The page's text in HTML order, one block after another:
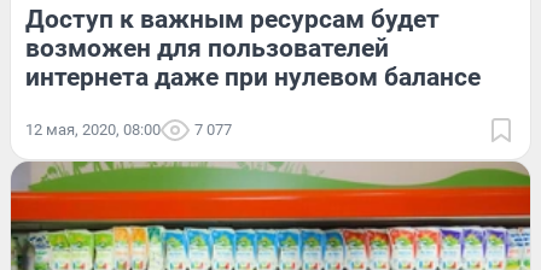
Доступ к важным ресурсам будет
возможен для пользователей
интернета даже при нулевом балансе
12 мая, 2020, 08:00 7 077